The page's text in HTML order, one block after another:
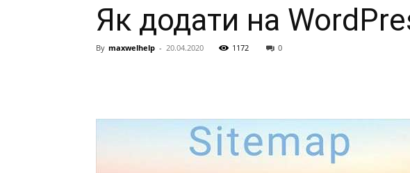
Як додати на
By maxwelhelp - 20.04.2020 1172 0